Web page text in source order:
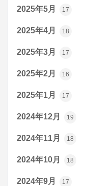
2025年5月 17
2025年4月 18
2025年3月 17
2025年2月 16
2025年1月 17
2024年12月 19
2024年11月 18
2024年10月 18
2024年9月 17